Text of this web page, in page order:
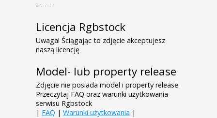
- - - -
Licencja Rgbstock
Uwaga! Ściągając to zdjęcie akceptujesz
naszą licencję
Model- lub property release
Zdjęcie nie posiada model i property release.
Przeczytaj FAQ oraz warunki użytkowania
serwisu Rgbstock
| FAQ | Warunki użytkowania |